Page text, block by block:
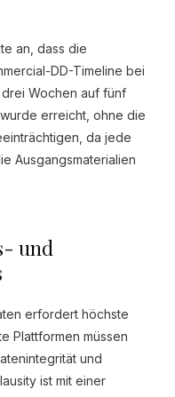
an, dass die
DD-Timeline bei
Wochen auf fünf
erreicht, ohne die
da jede
Ausgangsmaterialien
und
erfordert höchste
Plattformen müssen
und
ist mit einer